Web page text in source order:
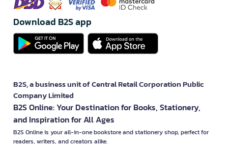
Download B2S app
B2S, a business unit of Central Retail Corporation Public
Company Limited
B2S Online: Your Destination for Books, Stationery,
and Inspiration for All Ages
B2S Online is your all-in-one bookstore and stationery shop, perfect for
readers, writers, and creators alike.